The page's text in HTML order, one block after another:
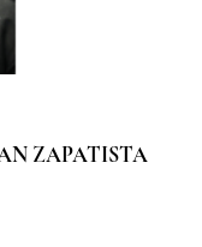
ZAPATISTA